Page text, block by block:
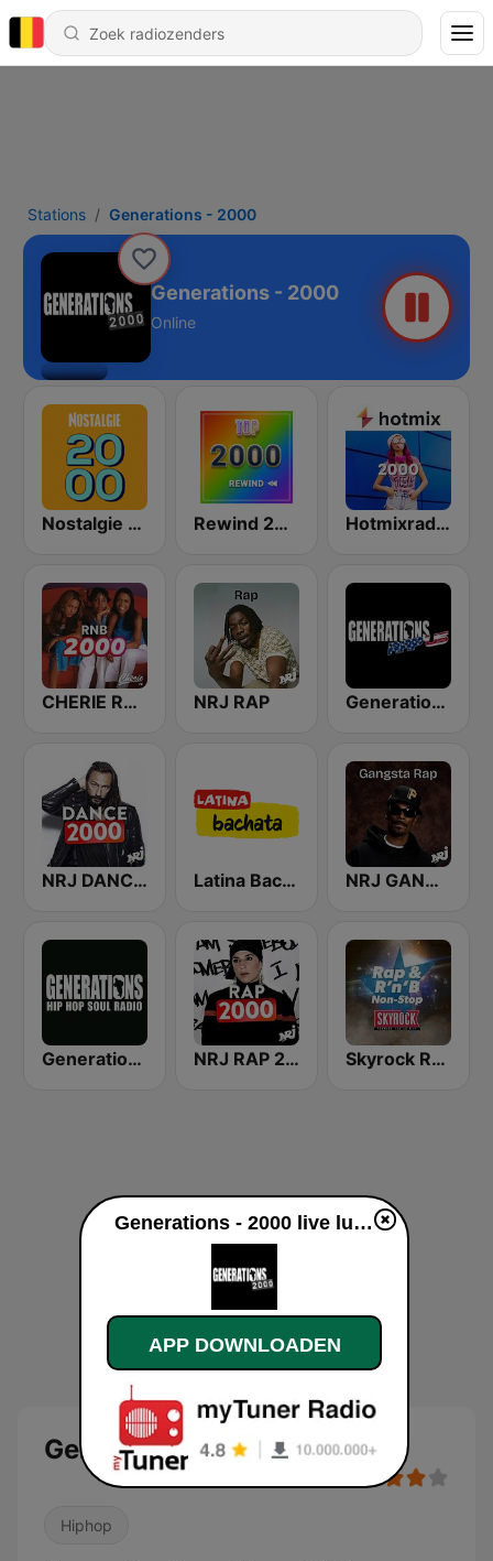
Stations Generations - 2000
Generations - 2000
Online
Nostalgie 2000 Rewind 2000's Hotmixradio 2000
CHERIE RNB 2000 NRJ RAP Generations Rap US
NRJ DANCE 2000' Latina Bachata NRJ GANGSTA RAP
Generations FM NRJ RAP 2000 Skyrock Rap & RnB Non-Stop
Generations - 2000
Hiphop
Generations - 2000 live luisteren
APP DOWNLOADEN